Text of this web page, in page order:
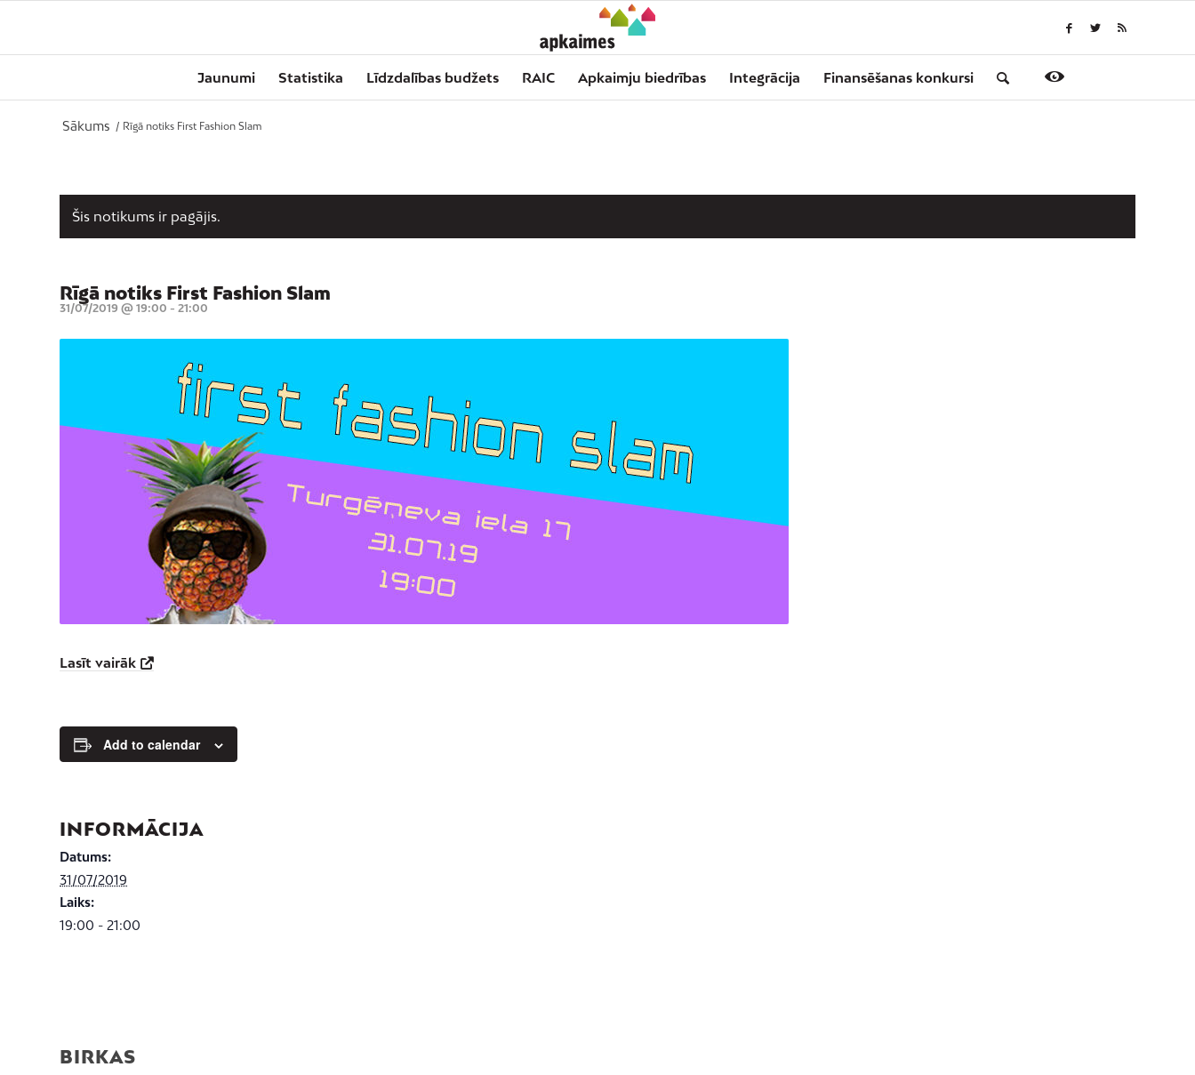
Jaunumi Statistika Līdzdalības budžets RAIC Apkaimju biedrības Integrācija Finansēšanas konkursi
Sākums / Rīgā notiks First Fashion Slam
Šis notikums ir pagājis.
Rīgā notiks First Fashion Slam
31/07/2019 @ 19:00 - 21:00
Lasīt vairāk
Add to calendar
INFORMĀCIJA
Datums:
31/07/2019
Laiks:
19:00 - 21:00
BIRKAS